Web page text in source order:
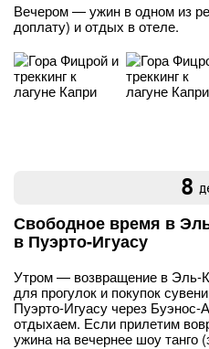
Вечером — ужин в одном из
доплату) и отдых в отеле.
8
Свободное время в
в Пуэрто-Игуасу
Утром — возвращение в Эль-
для прогулок и покупок
Пуэрто-Игуасу через
отдыхаем. Если прилетим
ужина на вечернее шоу танго